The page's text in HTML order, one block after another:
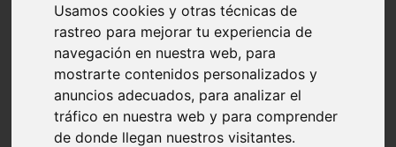
Usamos cookies y otras técnicas de
rastreo para mejorar tu experiencia de
navegación en nuestra web, para
mostrarte contenidos personalizados y
anuncios adecuados, para analizar el
tráfico en nuestra web y para comprender
de donde llegan nuestros visitantes.
vocabulario de cocina
Madrid - pozuelo-de-alarcón
Teruel - sarrión
Cádiz - algodonales
Illes-balears - inca
Madrid - madrid
Málaga - torremolinos
Asturias - oviedo
Cádiz - el-puerto-de-santa-maría